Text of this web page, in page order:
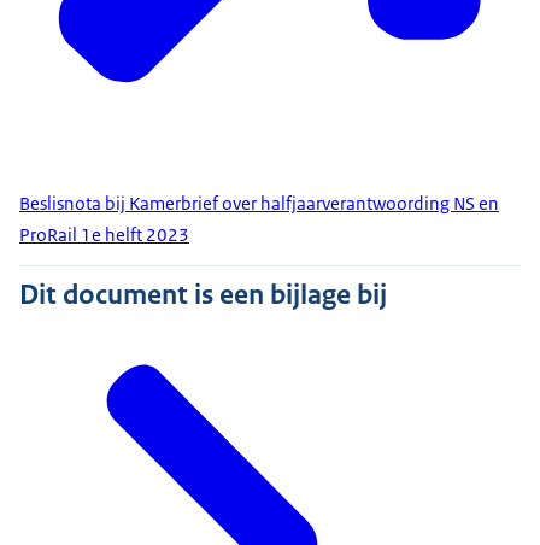
Beslisnota bij Kamerbrief over halfjaarverantwoording NS en
ProRail 1e helft 2023
Dit document is een bijlage bij